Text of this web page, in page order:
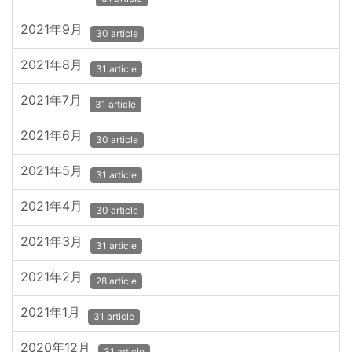
2021年9月 30 article
2021年8月 31 article
2021年7月 31 article
2021年6月 30 article
2021年5月 31 article
2021年4月 30 article
2021年3月 31 article
2021年2月 28 article
2021年1月 31 article
2020年12月